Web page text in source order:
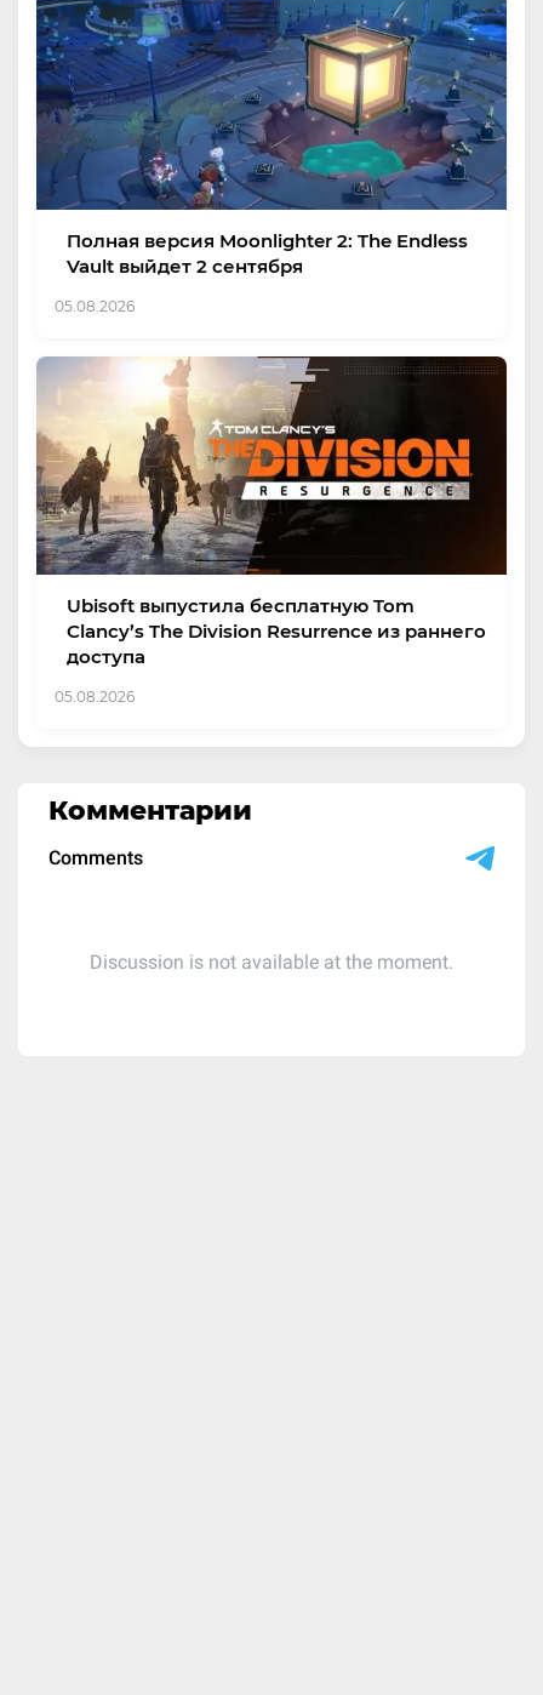
Полная версия Moonlighter 2: The Endless
Vault выйдет 2 сентября
05.08.2026
Ubisoft выпустила бесплатную Tom
Clancy’s The Division Resurrence из раннего
доступа
05.08.2026
Комментарии